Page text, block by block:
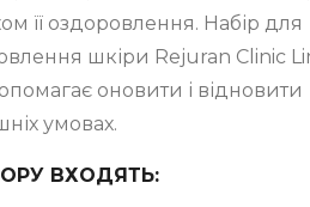
її оздоровлення. Набір для
шкіри Rejuran Clinic
оновити і відновити
умовах.
ВХОДЯТЬ: